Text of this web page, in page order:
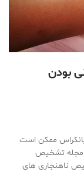
بودن
ممکن است
۲۰۱۷ – گزارش در مجله تشخیص
ناهنجاری های